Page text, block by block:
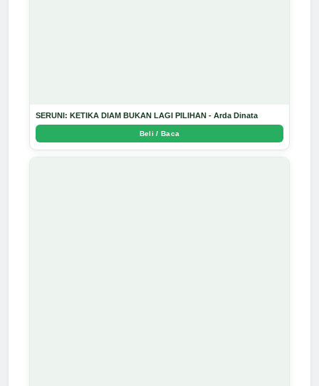
SERUNI: KETIKA DIAM BUKAN LAGI PILIHAN - Arda Dinata
Beli / Baca